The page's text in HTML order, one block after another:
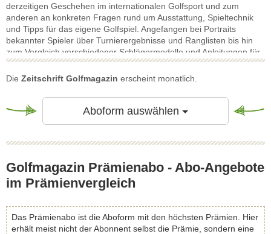
derzeitigen Geschehen im internationalen Golfsport und zum
anderen an konkreten Fragen rund um Ausstattung, Spieltechnik
und Tipps für das eigene Golfspiel. Angefangen bei Portraits
bekannter Spieler über Turnierergebnisse und Ranglisten bis hin
zum Vergleich verschiedener Schlägermodelle und Anleitungen für
bestimmte Spielsituationen wird im Golfmagazin das ganze
Spektrum des Golfsports aufgegriffen. Reichlich bebilderte
Reportagen und Berichte sowie Interviews lassen Golfbegeisterte
an den Dingen teilhaben, die die Golfszene gerade bewegt - und
laden zugleich zum Ausprobieren ein. Passend zum Konzept des
Golfspielens als Lifestyle werden im Golfmagazin zudem Inhalte
Sportart entfaltet. Statistiken, Hintergrundberichte und fundierte
Zeitschrift für alle Golfspieler und -fans.
Die Zeitschrift Golfmagazin erscheint monatlich.
Aboform auswählen Toggle
Golfmagazin Prämienabo - Abo-Angebote
im Prämienvergleich
Das Prämienabo ist die Aboform mit den höchsten Prämien. Hier
erhält meist nicht der Abonnent selbst die Prämie, sondern eine